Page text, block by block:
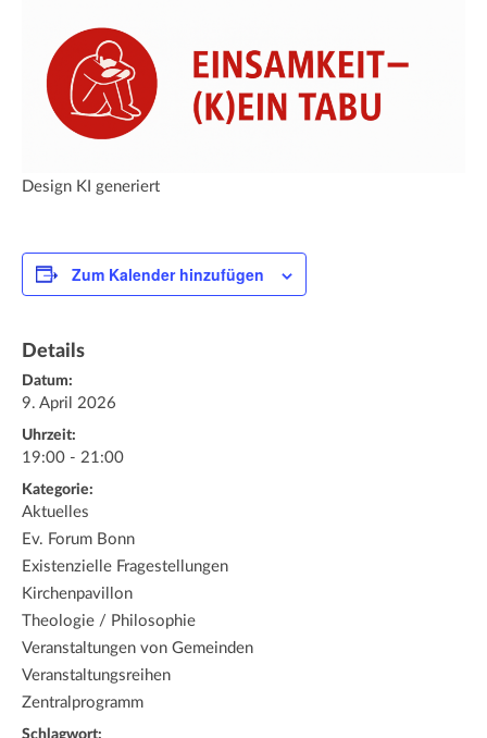
Design KI generiert
Zum Kalender hinzufügen
Details
Datum:
9. April 2026
Uhrzeit:
19:00 - 21:00
Kategorie:
Aktuelles
Ev. Forum Bonn
Existenzielle Fragestellungen
Kirchenpavillon
Theologie / Philosophie
Veranstaltungen von Gemeinden
Veranstaltungsreihen
Zentralprogramm
Schlagwort: